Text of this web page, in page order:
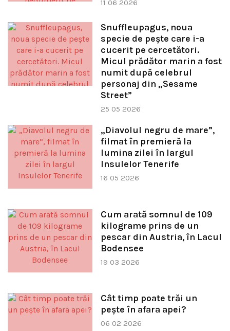
11 06 2026
Snuffleupagus, noua
specie de pește care i-a
cucerit pe cercetători.
Micul prădător marin a fost
numit după celebrul
personaj din „Sesame
Street”
25 05 2026
„Diavolul negru de mare”,
filmat în premieră la
lumina zilei în largul
Insulelor Tenerife
16 05 2026
Cum arată somnul de 109
kilograme prins de un
pescar din Austria, în Lacul
Bodensee
19 03 2026
Cât timp poate trăi un
pește în afara apei?
06 02 2026